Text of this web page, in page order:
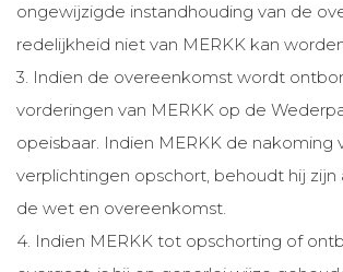
ongewijzigde instandhouding van de
redelijkheid niet van MERKK kan
3. Indien de overeenkomst wordt
vorderingen van MERKK op de
opeisbaar. Indien MERKK de nakoming
verplichtingen opschort, behoudt hij zijn
de wet en overeenkomst.
4. Indien MERKK tot opschorting of